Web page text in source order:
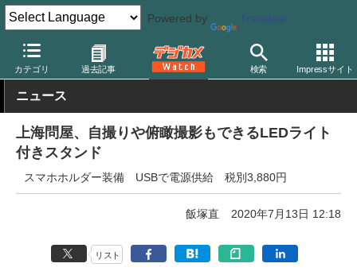
Powered by Translate
カテゴリ 過去記事 検索 Impressサイト
デジカメ Watch 撮影用品 ストロボ（フラッシュ） その他
ニュース
上海問屋、自撮りや俯瞰撮影もできるLEDライト
付きスタンド
スマホホルダー装備 USBで電源供給 税別3,880円
飯塚直 2020年7月13日 12:18
リスト